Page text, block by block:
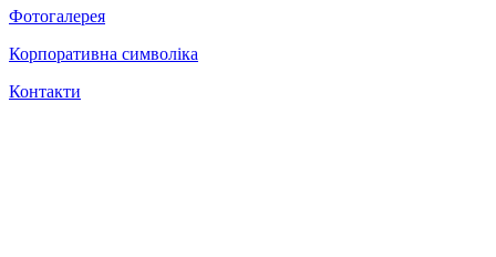
Фотогалерея
Корпоративна символіка
Контакти